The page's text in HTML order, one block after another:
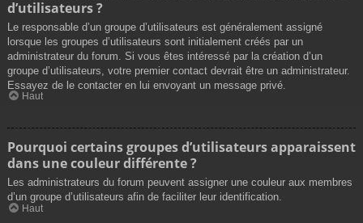
d’utilisateurs ?
Le responsable d’un groupe d’utilisateurs est généralement assigné
lorsque les groupes d’utilisateurs sont initialement créés par un
administrateur du forum. Si vous êtes intéressé par la création d’un
groupe d’utilisateurs, votre premier contact devrait être un administrateur.
Essayez de le contacter en lui envoyant un message privé.
Haut
Pourquoi certains groupes d’utilisateurs apparaissent
dans une couleur différente ?
Les administrateurs du forum peuvent assigner une couleur aux membres
d’un groupe d’utilisateurs afin de faciliter leur identification.
Haut